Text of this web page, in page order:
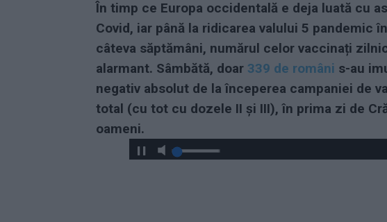
În timp ce Europa occidentală e deja luată cu
Covid, iar până la ridicarea valului 5 pandemic
câteva săptămâni, numărul celor vaccinați
alarmant. Sâmbătă, doar 339 de români s-au
negativ absolut de la începerea campaniei de
total (cu tot cu dozele II și III), în prima zi de
oameni.